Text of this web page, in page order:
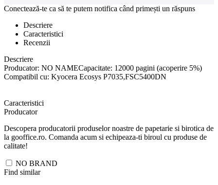
Conectează-te ca să te putem notifica când primești un răspuns
Descriere
Caracteristici
Recenzii
Descriere
Producator: NO NAMECapacitate: 12000 pagini (acoperire 5%)
Compatibil cu: Kyocera Ecosys P7035,FSC5400DN
Caracteristici
Producator
Descopera producatorii produselor noastre de papetarie si birotica de
la gooffice.ro. Comanda acum si echipeaza-ti biroul cu produse de
calitate!
NO BRAND
Find similar